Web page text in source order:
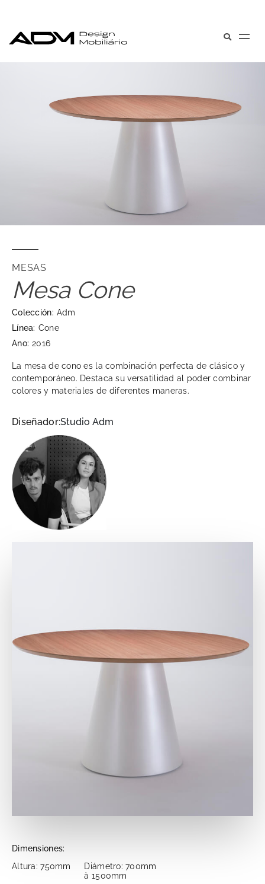
MESAS
Mesa Cone
Colección: Adm
Línea: Cone
Ano: 2016
La mesa de cono es la combinación perfecta de clásico y
contemporáneo. Destaca su versatilidad al poder combinar
colores y materiales de diferentes maneras.
Diseñador:Studio Adm
Dimensiones:
Altura: 750mm
Diámetro: 700mm
à 1500mm